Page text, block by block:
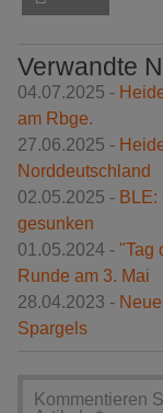
Verwandte
04.07.2025 -
am Rbge.
27.06.2025 -
Norddeutschland
02.05.2025 -
gesunken
01.05.2024 - "Tag
Runde am 3. Mai
28.04.2023 -
Spargels